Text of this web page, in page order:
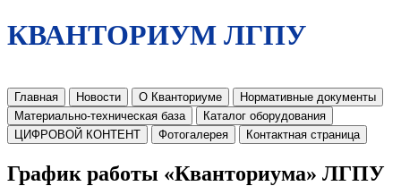
КВАНТОРИУМ ЛГПУ
Главная Новости О Кванториуме
Нормативные документы
Материально-техническая база
Каталог оборудования
ЦИФРОВОЙ КОНТЕНТ
Фотогалерея Контактная страница
График работы «Кванториума» ЛГПУ